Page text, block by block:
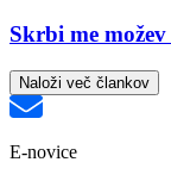
Skrbi me
Naloži več člankov
E-novice